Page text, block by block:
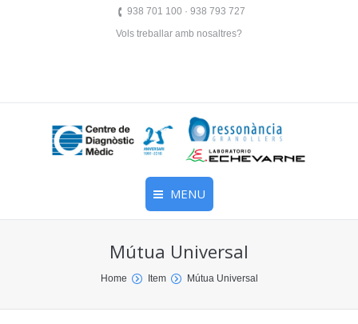
938 701 100 · 938 793 727
Vols treballar amb nosaltres?
MENU
Mútua Universal
Home Item Mútua Universal